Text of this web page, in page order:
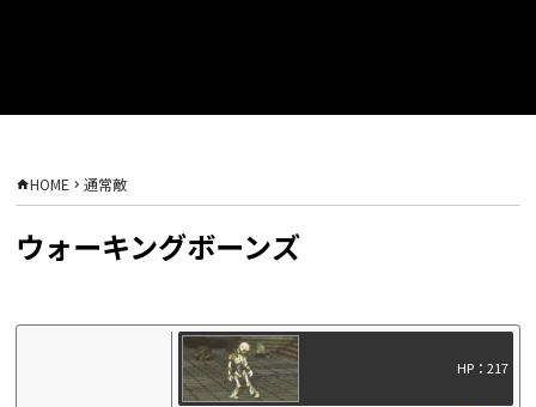
HOME 通常敵
ウォーキングボーンズ
HP：217